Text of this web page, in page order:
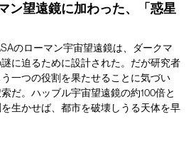
ン望遠鏡に加わった、「惑星
のローマン宇宙望遠鏡は、ダークマ
に迫るために設計された。だが研究者
一つの役割を果たせることに気づい
だ。ハッブル宇宙望遠鏡の約100倍と
生かせば、都市を破壊しうる天体を早